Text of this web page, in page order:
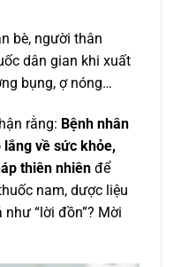
bè, người thân
dân gian khi xuất
bụng, ợ nóng…
rằng: Bệnh nhân
về sức khỏe,
thiên nhiên để
nam, dược liệu
“lời đồn”? Mời